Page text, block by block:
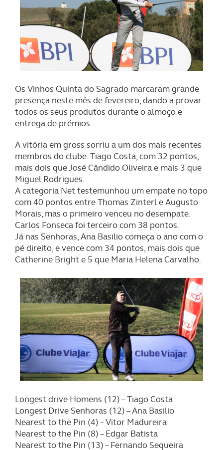
Os Vinhos Quinta do Sagrado marcaram grande
presença neste mês de fevereiro, dando a provar
todos os seus produtos durante o almoço e
entrega de prémios.
A vitória em gross sorriu a um dos mais recentes
membros do clube. Tiago Costa, com 32 pontos,
mais dois que José Cândido Oliveira e mais 3 que
Miguel Rodrigues.
A categoria Net testemunhou um empate no topo
com 40 pontos entre Thomas Zinterl e Augusto
Morais, mas o primeiro venceu no desempate.
Carlos Fonseca foi terceiro com 38 pontos.
Já nas Senhoras, Ana Basilio começa o ano com o
pé direito, e vence com 34 pontos, mais dois que
Catherine Bright e 5 que Maria Helena Carvalho.
Longest drive Homens (12) – Tiago Costa
Longest Drive Senhoras (12) – Ana Basilio
Nearest to the Pin (4) – Vitor Madureira
Nearest to the Pin (8) – Edgar Batista
Nearest to the Pin (13) – Fernando Sequeira